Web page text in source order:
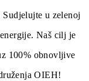
u zelenoj
Naš cilj je
100% obnovljive
OIEH!